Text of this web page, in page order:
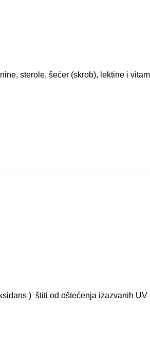
sterole, šećer (skrob), lektine i
) štiti od oštećenja izazvanih UV